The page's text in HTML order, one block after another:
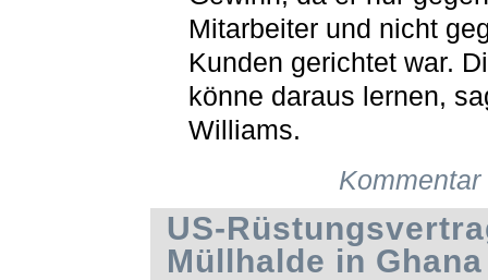
Mitarbeiter und nicht
Kunden gerichtet war.
könne daraus lernen,
Williams.
US-
Müllhalde in Ghana